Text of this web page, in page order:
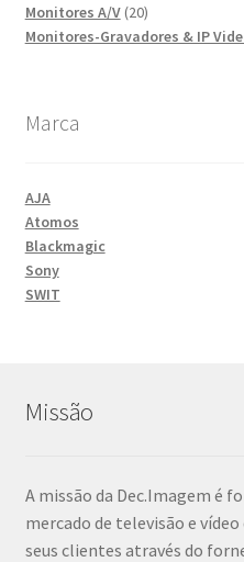
Monitores A/V 2020
produtos
Monitores-Gravadores & IP
Marca
AJA
Atomos
Blackmagic
Sony
SWIT
Missão
A missão da Dec.Imagem é
mercado de televisão e
seus clientes através do